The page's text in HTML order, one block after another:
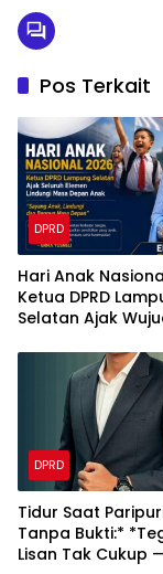
Pos Terkait
DPRD
Hari Anak
Ketua DPRD
Selatan Ajak
Berprestasi
DPRD
Tidur Saat
Tanpa Bukti:*
Lisan Tak Cukup